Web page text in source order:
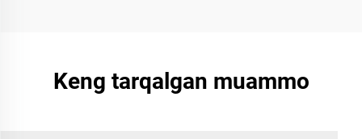
Keng tarqalgan muammo